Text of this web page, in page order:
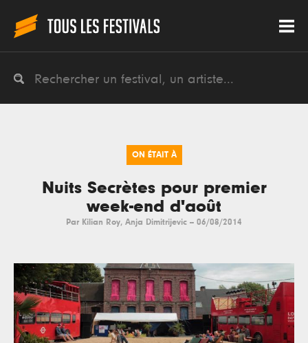
ON ÉTAIT À
Nuits Secrètes pour premier
week-end d'août
Par Kilian Roy, Anja Dimitrijevic -- 06/08/2014